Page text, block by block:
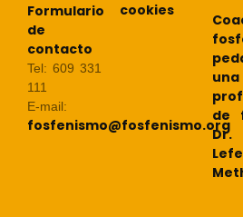
Formulario
de
contacto
Tel: 609 331
111
E-mail:
fosfenismo@fosfenismo.org
cookies
una
de
Dr.